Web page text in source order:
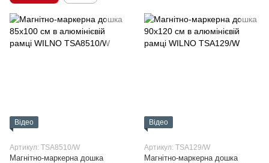
Відео
Артикул: TSA8510/W
Магнітно-маркерна дошка
Відео
Артикул: TSA129/W
Магнітно-маркерна дошка